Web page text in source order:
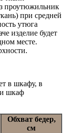
проутюжильник
при средней
утюга
изделие будет
месте.
в шкафу, в
шкаф
Обхват бедер,
см